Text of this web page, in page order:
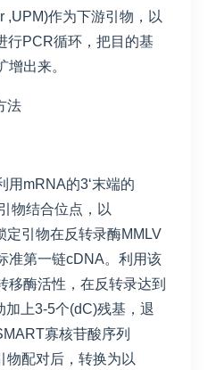
,UPM)作为下游引物，以
行PCR循环，把目的基
增出来。
用mRNA的3‘末端的
物结合位点，以
定引物在反转录酶MMLV
准第一链cDNA。利用该
移酶活性，在反转录达到
加上3-5个(dC)残基，退
寡核苷酸序列
物配对后，转换为以